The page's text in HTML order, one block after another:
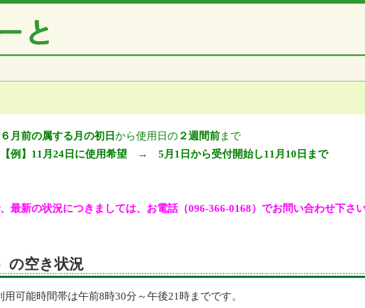
６月前の属する月の初日から使用日の ２週間前まで
【例】11月24日に使用希望 → 5月1日から受付開始し11月10日まで
最新の状況につきましては、お電話（096-366-0168）でお問い合わせ下さ
の空き状況
可能時間帯は午前8時30分～午後21時までです。